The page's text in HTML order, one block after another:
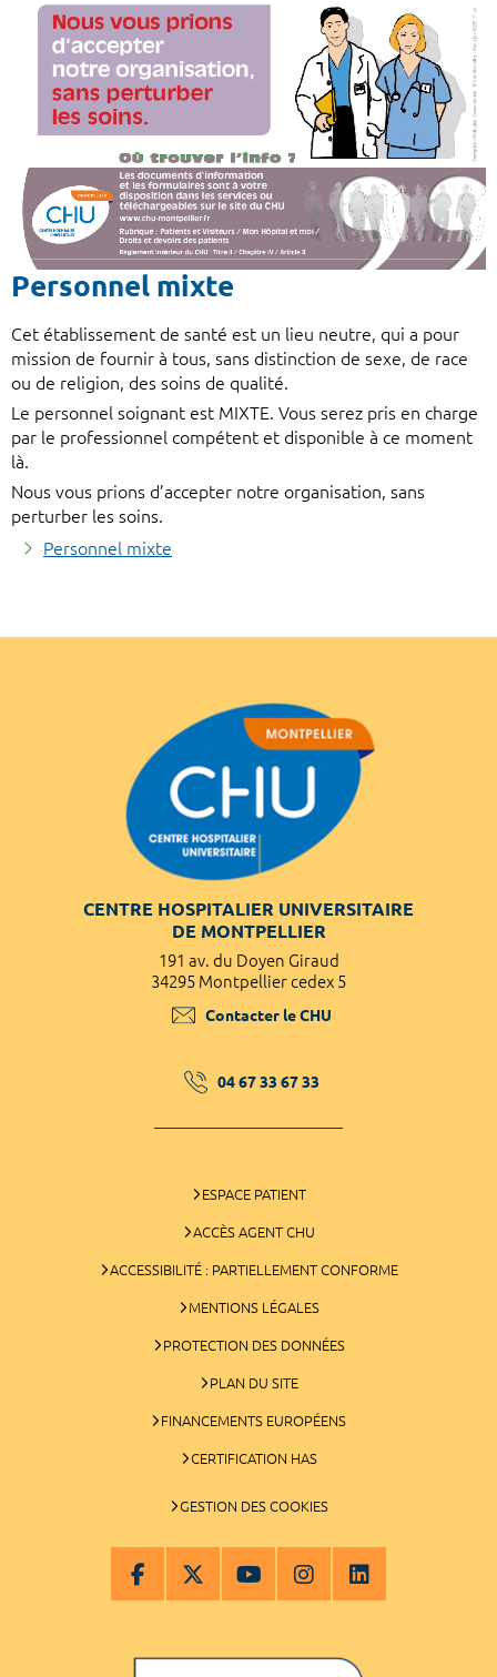
Personnel mixte
Cet établissement de santé est un lieu neutre, qui a pour
mission de fournir à tous, sans distinction de sexe, de race
ou de religion, des soins de qualité.
Le personnel soignant est MIXTE. Vous serez pris en charge
par le professionnel compétent et disponible à ce moment
là.
Nous vous prions d’accepter notre organisation, sans
perturber les soins.
Personnel mixte
CENTRE HOSPITALIER UNIVERSITAIRE
DE MONTPELLIER
191 av. du Doyen Giraud
34295 Montpellier cedex 5
Contacter le CHU
04 67 33 67 33
ESPACE PATIENT
ACCÈS AGENT CHU
ACCESSIBILITÉ : PARTIELLEMENT CONFORME
MENTIONS LÉGALES
PROTECTION DES DONNÉES
PLAN DU SITE
FINANCEMENTS EUROPÉENS
CERTIFICATION HAS
GESTION DES COOKIES